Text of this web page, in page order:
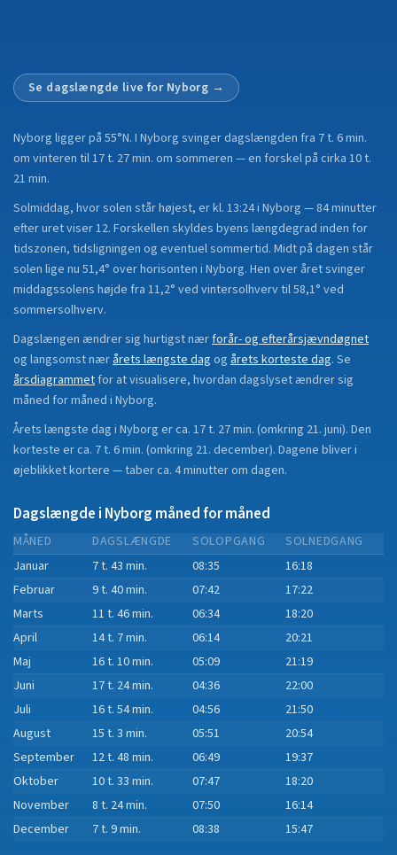
Se dagslængde live for Nyborg →
Nyborg ligger på 55°N. I Nyborg svinger dagslængden fra 7 t. 6 min.
om vinteren til 17 t. 27 min. om sommeren — en forskel på cirka 10 t.
21 min.
Solmiddag, hvor solen står højest, er kl. 13:24 i Nyborg — 84 minutter
efter uret viser 12. Forskellen skyldes byens længdegrad inden for
tidszonen, tidsligningen og eventuel sommertid. Midt på dagen står
solen lige nu 51,4° over horisonten i Nyborg. Hen over året svinger
middagssolens højde fra 11,2° ved vintersolhverv til 58,1° ved
sommersolhverv.
Dagslængen ændrer sig hurtigst nærforår- og efterårsjævndøgnet
og langsomst nærårets længste dag og årets korteste dag. Se
årsdiagrammetfor at visualisere, hvordan dagslyset ændrer sig
måned for måned i Nyborg.
Årets længste dag i Nyborg er ca. 17 t. 27 min. (omkring 21. juni). Den
korteste er ca. 7 t. 6 min. (omkring 21. december). Dagene bliver i
øjeblikketkortere —taberca. 4minutterom dagen.
Dagslængde i Nyborg måned for måned
MÅNED DAGSLÆNGDE SOLOPGANG
SOLNEDGANG
Januar
7 t. 43 min. 08:35
16:18
Februar
9 t. 40 min. 07:42
17:22
Marts
11 t. 46 min. 06:34
18:20
April
14 t. 7 min. 06:14
20:21
Maj
16 t. 10 min. 05:09
21:19
Juni
17 t. 24 min. 04:36
22:00
Juli
16 t. 54 min. 04:56
21:50
August
15 t. 3 min. 05:51
20:54
September
12 t. 48 min. 06:49
19:37
Oktober
10 t. 33 min. 07:47
18:20
November
8 t. 24 min. 07:50
16:14
December
7 t. 9 min. 08:38 15:47